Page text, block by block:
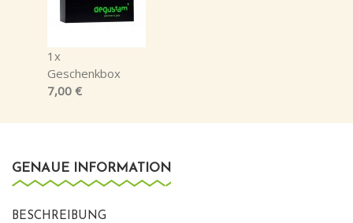
1x
Geschenkbox
7,00 €
GENAUE INFORMATION
BESCHREIBUNG